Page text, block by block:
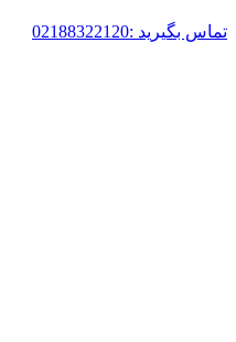
تماس بگیرید :02188322120